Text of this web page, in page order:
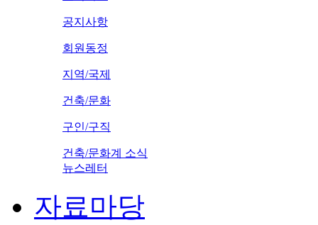
공지사항
회원동정
지역/국제
건축/문화
구인/구직
건축/문화계 소식
뉴스레터
자료마당